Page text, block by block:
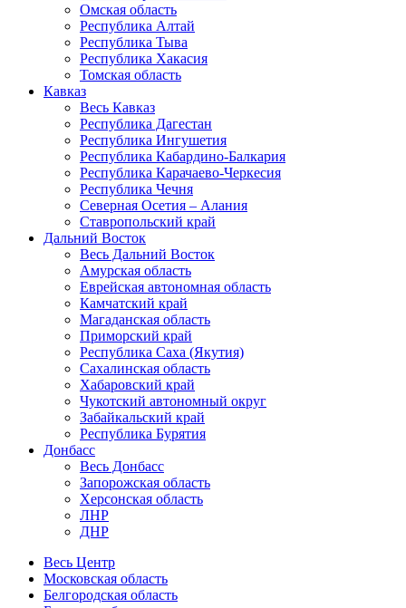
Омская область
Республика Алтай
Республика Тыва
Республика Хакасия
Томская область
Кавказ
Весь Кавказ
Республика Дагестан
Республика Ингушетия
Республика Кабардино-Балкария
Республика Карачаево-Черкесия
Республика Чечня
Северная Осетия – Алания
Ставропольский край
Дальний Восток
Весь Дальний Восток
Амурская область
Еврейская автономная область
Камчатский край
Магаданская область
Приморский край
Республика Саха (Якутия)
Сахалинская область
Хабаровский край
Чукотский автономный округ
Забайкальский край
Республика Бурятия
Донбасс
Весь Донбасс
Запорожская область
Херсонская область
ЛНР
ДНР
Весь Центр
Московская область
Белгородская область